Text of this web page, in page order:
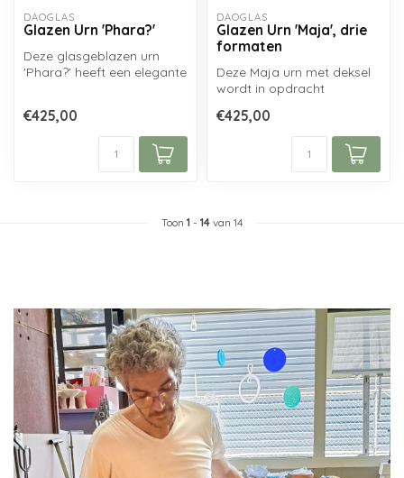
DAOGLAS
Glazen Urn 'Phara?'
Deze glasgeblazen urn
'Phara?' heeft een elegante
€425,00
DAOGLAS
Glazen Urn 'Maja', drie
formaten
Deze Maja urn met deksel
wordt in opdracht
Nederlandse glas...
€425,00
Toon 1 - 14 van 14